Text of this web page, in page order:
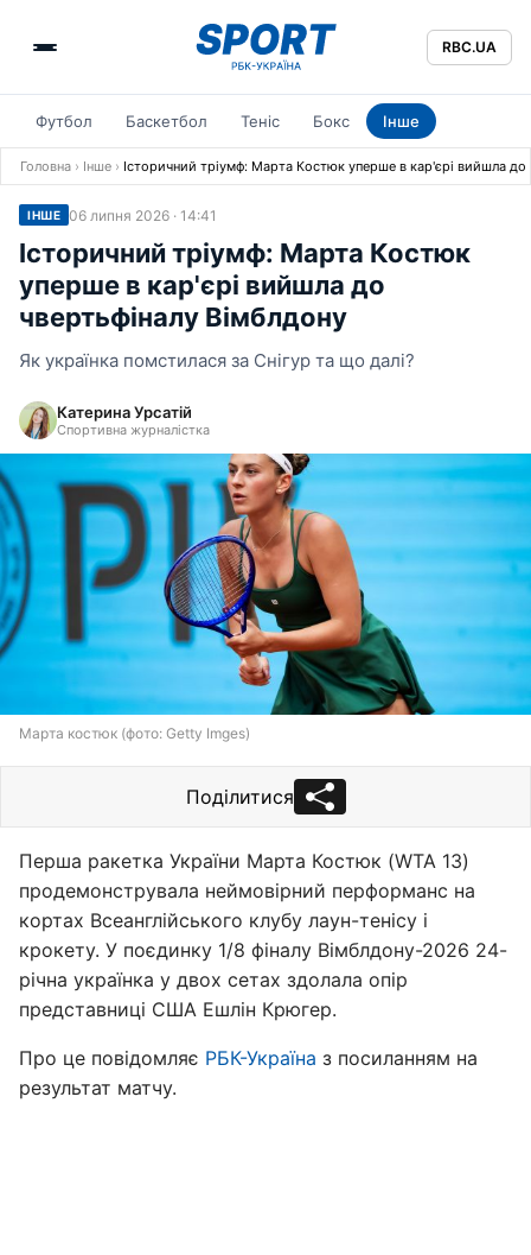
RBC.UA
Футбол Баскетбол Теніс Бокс Інше
Головна › Інше › Історичний тріумф: Марта Костюк уперше в кар'єрі вийшла до
ІНШЕ 06 липня 2026 · 14:41
Історичний тріумф: Марта Костюк
уперше в кар'єрі вийшла до
чвертьфіналу Вімблдону
Як українка помстилася за Снігур та що далі?
Катерина Урсатій
Спортивна журналістка
Марта костюк (фото: Getty Imges)
Поділитися
Перша ракетка України Марта Костюк (WTA 13)
продемонструвала неймовірний перформанс на
кортах Всеанглійського клубу лаун-тенісу і
крокету. У поєдинку 1/8 фіналу Вімблдону-2026 24-
річна українка у двох сетах здолала опір
представниці США Ешлін Крюгер.
Про це повідомляє РБК-Україна з посиланням на
результат матчу.